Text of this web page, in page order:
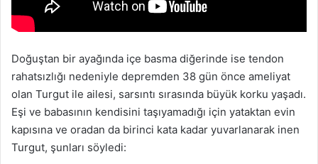
Doğuştan bir ayağında içe basma diğerinde ise tendon
rahatsızlığı nedeniyle depremden 38 gün önce ameliyat
olan Turgut ile ailesi, sarsıntı sırasında büyük korku yaşadı.
Eşi ve babasının kendisini taşıyamadığı için yataktan evin
kapısına ve oradan da birinci kata kadar yuvarlanarak inen
Turgut, şunları söyledi: